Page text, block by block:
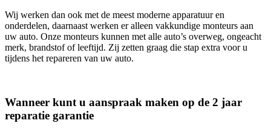
Wij werken dan ook met de meest moderne apparatuur en
onderdelen, daarnaast werken er alleen vakkundige monteurs aan
uw auto. Onze monteurs kunnen met alle auto’s overweg, ongeacht
merk, brandstof of leeftijd. Zij zetten graag die stap extra voor u
tijdens het repareren van uw auto.
Wanneer kunt u aanspraak maken op de 2 jaar
reparatie garantie